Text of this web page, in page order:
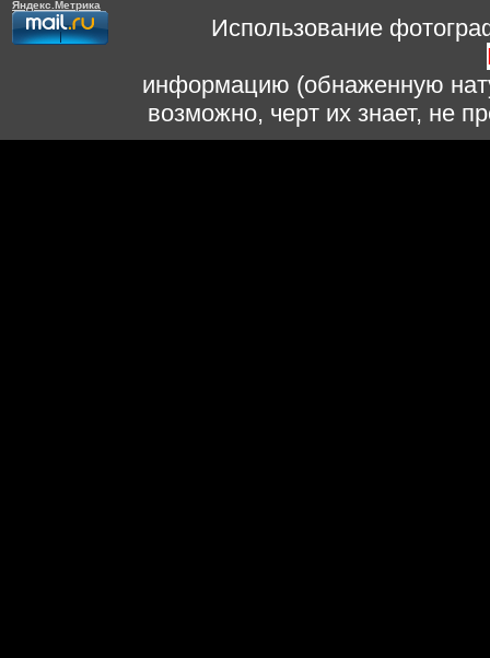
Использование
информацию (обнаженную
возможно, черт их знает, не